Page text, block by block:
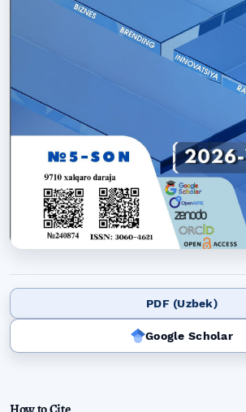
PDF (Uzbek)
Google Scholar